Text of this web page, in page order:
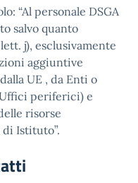
“Al personale DSGA
salvo quanto
j), esclusivamente
aggiuntive
UE , da Enti o
periferici) e
risorse
Istituto”.